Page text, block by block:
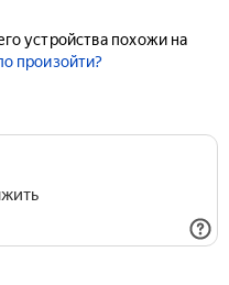
устройства похожи на
произойти?